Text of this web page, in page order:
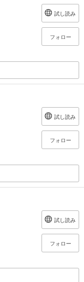
試し読み
フォロー
試し読み
フォロー
試し読み
フォロー